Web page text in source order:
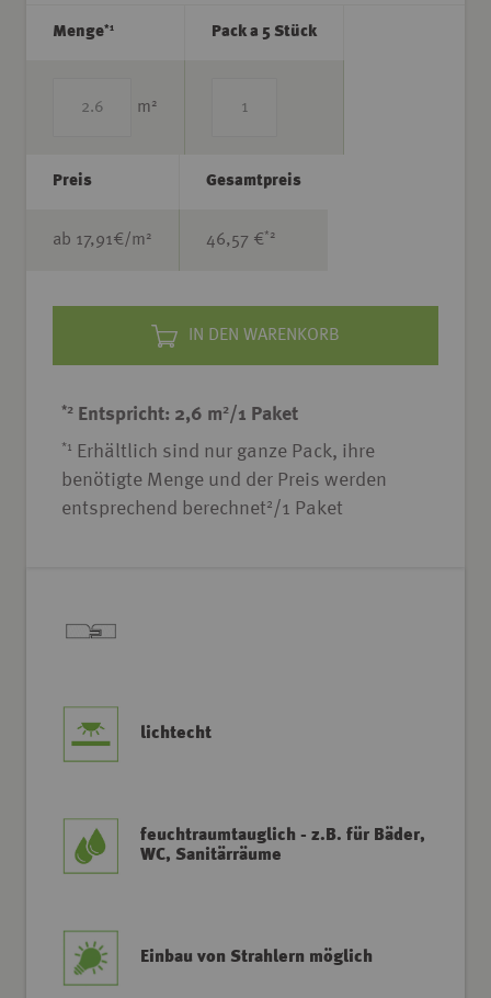
Menge*1
m 2
Pack a 5 Stück
Preis
ab 17,91€/m 2
Gesamtpreis
46,57 € *2
IN DEN WARENKORB
*2 Entspricht: 2,6 m2/1 Paket
*1
Erhältlich sind nur ganze Pack, ihre
benötigte Menge und der Preis werden
entsprechend berechnet2 /1 Paket
lichtecht
feuchtraumtauglich - z.B. für Bäder,
WC, Sanitärräume
Einbau von Strahlern möglich